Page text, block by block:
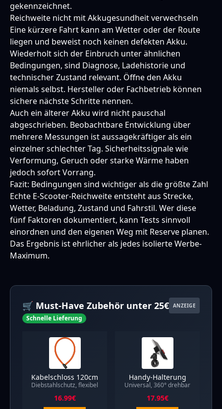
gekennzeichnet.
Reichweite nicht mit Akkugesundheit verwechseln
Eine kürzere Fahrt kann am Wetter oder der Route
liegen und beweist noch keinen defekten Akku.
Wiederholt sich der Einbruch unter ähnlichen
Bedingungen, sind Diagnose, Ladehistorie und
technischer Zustand relevant. Öffne den Akku
niemals selbst. Hersteller oder Fachbetrieb können
sichere nächste Schritte nennen.
Auch ein älterer Akku wird nicht pauschal
abgeschrieben. Beobachtbare Entwicklung über
mehrere Messungen ist aussagekräftiger als ein
einzelner schlechter Tag. Sicherheitssignale wie
Verformung, Geruch oder starke Wärme haben
jedoch sofort Vorrang.
Fazit: Bedingungen sind wichtiger als die größte Zahl
Echte E-Scooter-Reichweite entsteht aus Strecke,
Wetter, Beladung, Zustand und Fahrstil. Wer diese
fünf Faktoren dokumentiert, kann Tests sinnvoll
einordnen und den eigenen Weg mit Reserve planen.
Das Ergebnis ist ehrlicher als jedes isolierte Werbe-
Maximum.
🛒 Must-Have Zubehör unter 25€ ANZEIGE
Schnelle Lieferung
Kabelschloss 120cm
Diebstahlschutz, flexibel
16.99€
Handy-Halterung
Universal, 360° drehbar
17.95€